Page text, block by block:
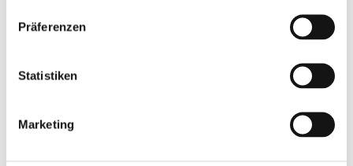
Präferenzen
Statistiken
Marketing
Vollständiges
Unternehmensprofil